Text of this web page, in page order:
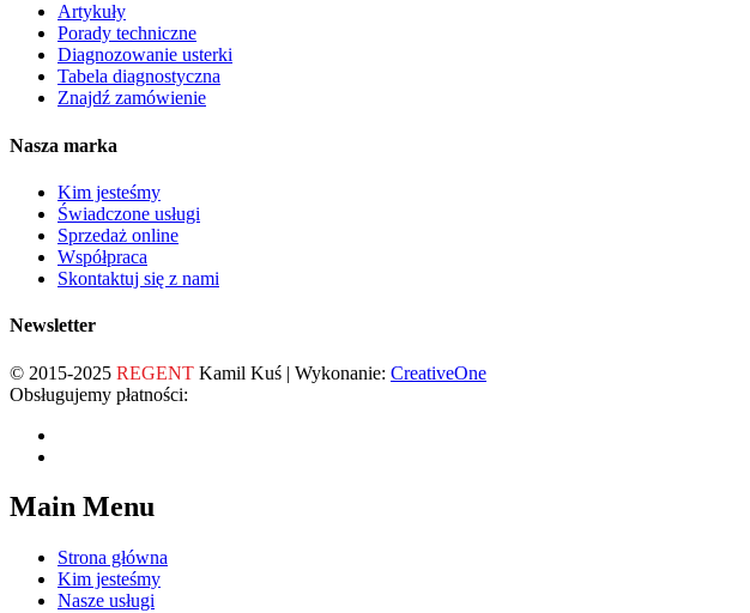
Artykuły
Porady techniczne
Diagnozowanie usterki
Tabela diagnostyczna
Znajdź zamówienie
Nasza marka
Kim jesteśmy
Świadczone usługi
Sprzedaż online
Współpraca
Skontaktuj się z nami
Newsletter
© 2015-2025 REGENT Kamil Kuś | Wykonanie: CreativeOne
Obsługujemy płatności:
Main Menu
Strona główna
Kim jesteśmy
Nasze usługi